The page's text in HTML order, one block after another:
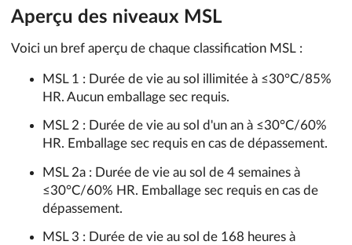
Aperçu des niveaux MSL
Voici un bref aperçu de chaque classification MSL :
MSL 1 : Durée de vie au sol illimitée à ≤30°C/85%
HR. Aucun emballage sec requis.
MSL 2 : Durée de vie au sol d'un an à ≤30°C/60%
HR. Emballage sec requis en cas de dépassement.
MSL 2a : Durée de vie au sol de 4 semaines à
≤30°C/60% HR. Emballage sec requis en cas de
dépassement.
MSL 3 : Durée de vie au sol de 168 heures à